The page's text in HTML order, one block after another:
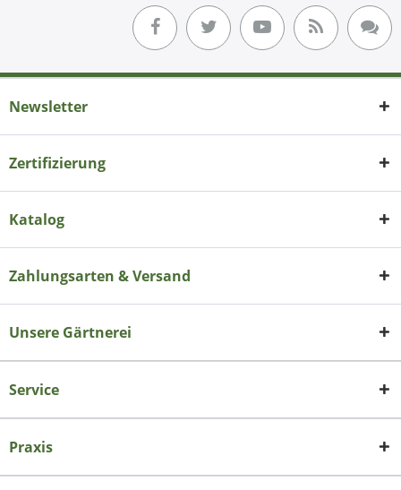
Newsletter
Zertifizierung
Katalog
Zahlungsarten & Versand
Unsere Gärtnerei
Service
Praxis